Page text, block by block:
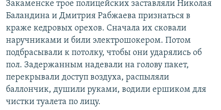
Закаменске трое полицейских заставляли Николая
Баландина и Дмитрия Рабжаева признаться в
краже кедровых орехов. Сначала их сковали
наручниками и били электрошокером. Потом
подбрасывали к потолку, чтобы они ударялись об
пол. Задержанным надевали на голову пакет,
перекрывали доступ воздуха, распыляли
баллончик, душили руками, водили ершиком для
чистки туалета по лицу.